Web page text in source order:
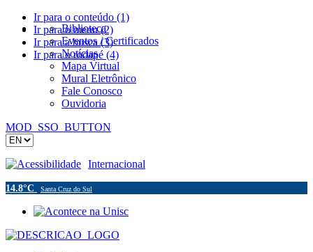
Ir para o conteúdo (1)
Ir para o menu (2)
Ir para a busca (3)
Ir para o rodapé (4)
Biblioteca
Eventos / Certificados
Notícias
Mapa Virtual
Mural Eletrônico
Fale Conosco
Ouvidoria
MOD_SSO_BUTTON
Acessibilidade Internacional
14.8°C Santa Cruz do Sul